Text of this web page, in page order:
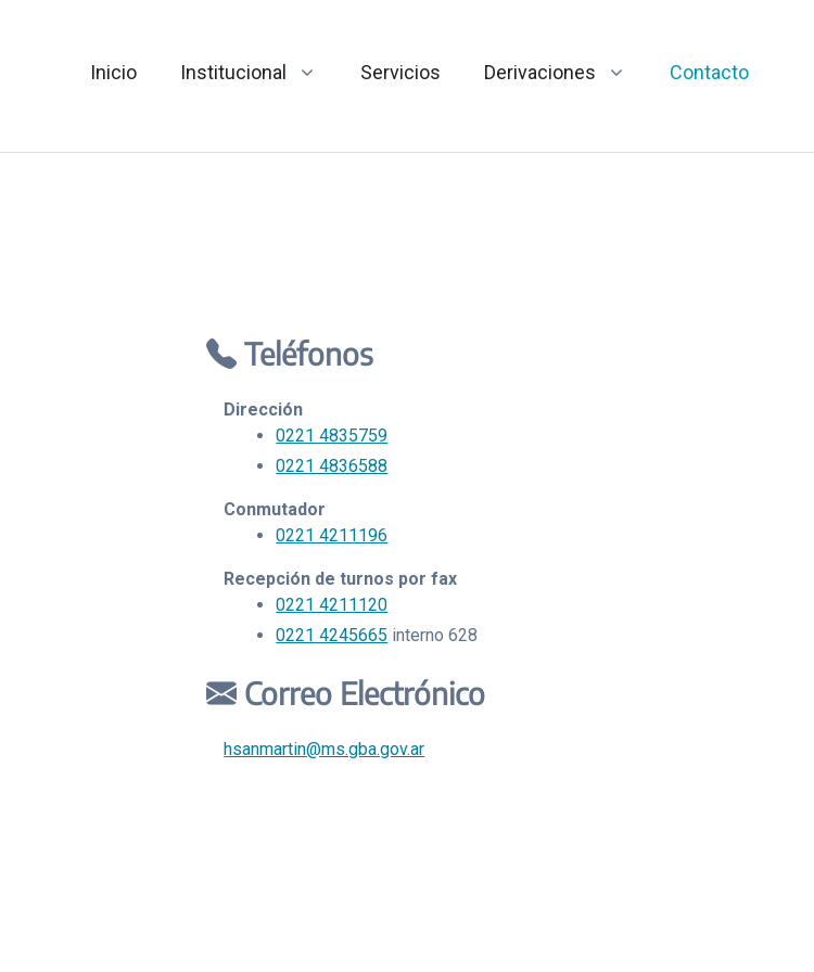
Inicio Institucional Servicios Derivaciones Contacto
Teléfonos
Dirección
0221 4835759
0221 4836588
Conmutador
0221 4211196
Recepción de turnos por fax
0221 4211120
0221 4245665 interno 628
Correo Electrónico
hsanmartin@ms.gba.gov.ar